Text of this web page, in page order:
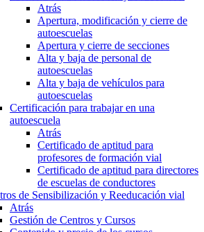
Atrás
Apertura, modificación y cierre de
autoescuelas
Apertura y cierre de secciones
Alta y baja de personal de
autoescuelas
Alta y baja de vehículos para
autoescuelas
Certificación para trabajar en una
autoescuela
Atrás
Certificado de aptitud para
profesores de formación vial
Certificado de aptitud para directores
de escuelas de conductores
de Sensibilización y Reeducación vial
Atrás
Gestión de Centros y Cursos